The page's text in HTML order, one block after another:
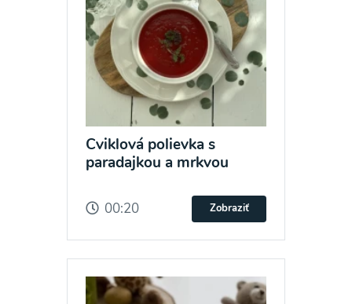
Cviklová polievka s
paradajkou a mrkvou
00:20 Zobraziť